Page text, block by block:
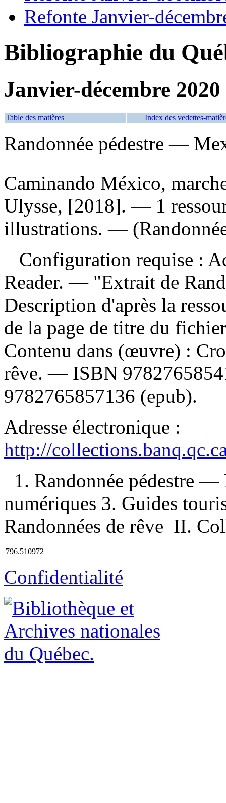
Refonte Janvier-
Bibliographie du
Janvier-décembre 2020
Table des matières Index des vedettes-
Randonnée pédestre —
Caminando México,
Ulysse, [2018]. — 1
illustrations. —
Configuration requise :
Reader. — "Extrait de
Description d'après la
de la page de titre du
Contenu dans (œuvre) :
rêve. — ISBN
9782765857136 (epub).
Adresse électronique :
http://
1. Randonnée pédestre
numériques 3. Guides
Randonnées de rêve II.
796.510972
Confidentialité